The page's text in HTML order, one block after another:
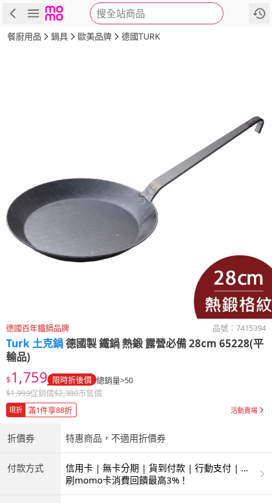
搜全站商品
商品 評價 詳情
餐廚用品 鍋具 歐美品牌 德國TURK
德國百年鐵鍋品牌 品號： 7415394
Turk 土克鍋德國製 鐵鍋 熱鍛 露營必備 28cm 65228(平
輸品)
$1,759 限時折後價 總銷量>50
$1,999促銷價$2,380市售價
現折 滿1件享88折 活動賣場
折價券 特惠商品，不適用折價券
付款方式
信用卡 | 無卡分期 | 貨到付款 | 行動支付 | 超
商付款 | ATM | 銀聯卡
刷momo卡消費回饋最高3%！